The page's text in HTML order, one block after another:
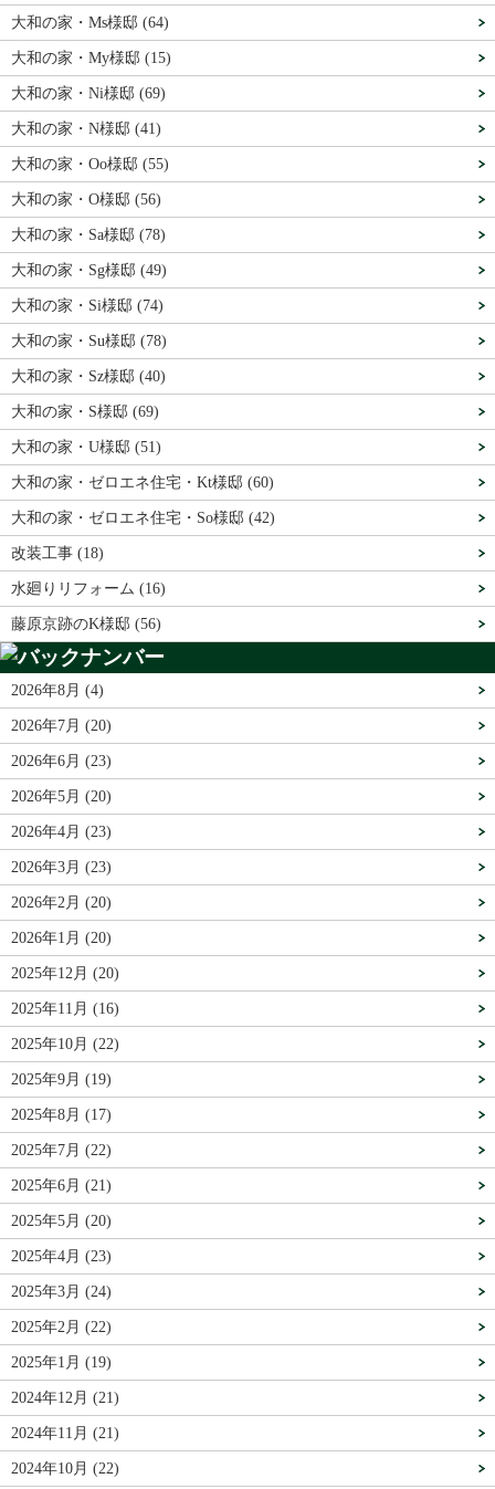
大和の家・Ms様邸 (64)
大和の家・My様邸 (15)
大和の家・Ni様邸 (69)
大和の家・N様邸 (41)
大和の家・Oo様邸 (55)
大和の家・O様邸 (56)
大和の家・Sa様邸 (78)
大和の家・Sg様邸 (49)
大和の家・Si様邸 (74)
大和の家・Su様邸 (78)
大和の家・Sz様邸 (40)
大和の家・S様邸 (69)
大和の家・U様邸 (51)
大和の家・ゼロエネ住宅・Kt様邸 (60)
大和の家・ゼロエネ住宅・So様邸 (42)
改装工事 (18)
水廻りリフォーム (16)
藤原京跡のK様邸 (56)
2026年8月 (4)
2026年7月 (20)
2026年6月 (23)
2026年5月 (20)
2026年4月 (23)
2026年3月 (23)
2026年2月 (20)
2026年1月 (20)
2025年12月 (20)
2025年11月 (16)
2025年10月 (22)
2025年9月 (19)
2025年8月 (17)
2025年7月 (22)
2025年6月 (21)
2025年5月 (20)
2025年4月 (23)
2025年3月 (24)
2025年2月 (22)
2025年1月 (19)
2024年12月 (21)
2024年11月 (21)
2024年10月 (22)